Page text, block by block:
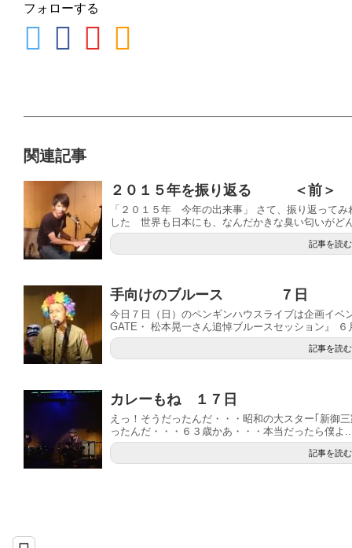
フォローする
関連記事
２０１５年を振り返る ＜前＞
「２０１５年 今年の出来事」 さて、振り返って
した 世界も日本にも、なんだかきな臭い匂いがど
記事を読む
手向けのブルース ７日
今日７日（日）のペンギンハウスライブは企画イ
GATE・ 松本晃一さん追悼ブルースセッション』 ６
記事を読む
カレーもね １７日
えっ！そうだったんだ・・・昭和の大スター｢新御
ったんだ・・・６３歳かあ・・・本当だったら僕よ
記事を読む